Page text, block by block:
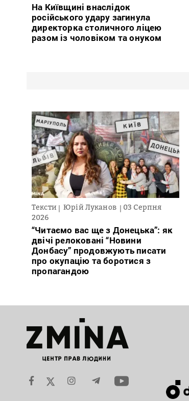
На Київщині внаслідок
російського удару загинула
директорка столичного ліцею
разом із чоловіком та онуком
Тексти Юрій Луканов
03 Серпня
2026
“Читаємо вас ще з Донецька”: як
двічі релоковані “Новини
Донбасу” продовжують писати
про окупацію та боротися з
пропагандою